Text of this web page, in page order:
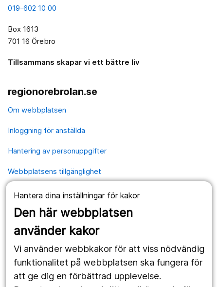
Hantera dina inställningar för kakor
Den här webbplatsen
använder kakor
Vi använder webbkakor för att viss nödvändig
funktionalitet på webbplatsen ska fungera för
att ge dig en förbättrad upplevelse.
019-602 10 00
Box 1613
701 16 Örebro
Tillsammans skapar vi ett bättre liv
regionorebrolan.se
Om webbplatsen
Inloggning för anställda
Hantering av personuppgifter
Webbplatsens tillgänglighet
Våra webbplatser
1177.se
Region Örebro län